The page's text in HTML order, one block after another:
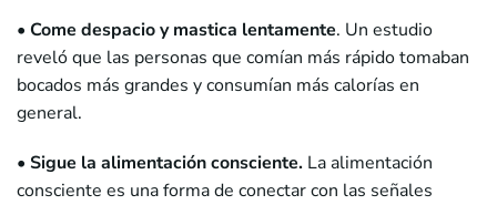
• Come despacio y mastica lentamente. Un estudio
reveló que las personas que comían más rápido tomaban
bocados más grandes y consumían más calorías en
general.
• Sigue la alimentación consciente. La alimentación
consciente es una forma de conectar con las señales